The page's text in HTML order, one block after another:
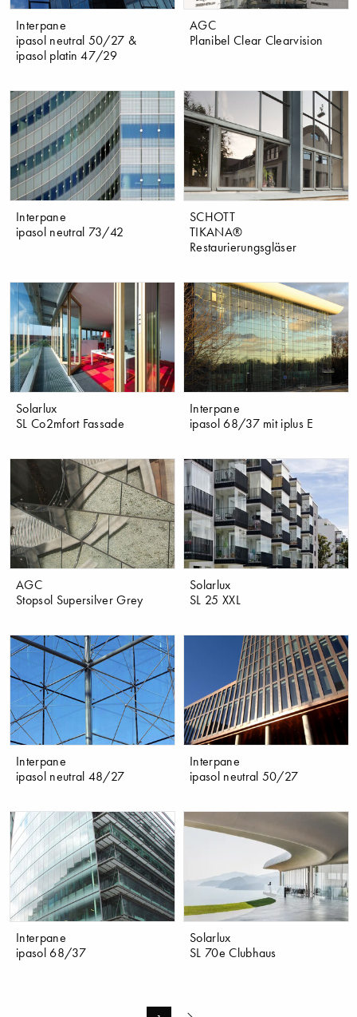
Interpane
ipasol neutral 50/27 &
ipasol platin 47/29
AGC
Planibel Clear Clearvision
Interpane
ipasol neutral 73/42
SCHOTT
TIKANA®
Restaurierungsgläser
Solarlux
SL Co2mfort Fassade
Interpane
ipasol 68/37 mit iplus E
AGC
Stopsol Supersilver Grey
Solarlux
SL 25 XXL
Interpane
ipasol neutral 48/27
Interpane
ipasol neutral 50/27
Interpane
ipasol 68/37
Solarlux
SL 70e Clubhaus